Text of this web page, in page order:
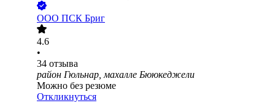
ООО ПСК Бриг
4.6
•
34 отзыва
район Гюльнар, махалле Бююкеджели
Можно без резюме
Откликнуться